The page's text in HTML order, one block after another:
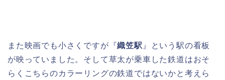
また映画でも小さくですが『織笠駅 』という駅の看板
が映っていました。そして草太が乗車した鉄道はおそ
らくこちらのカラーリングの鉄道ではないかと考えら